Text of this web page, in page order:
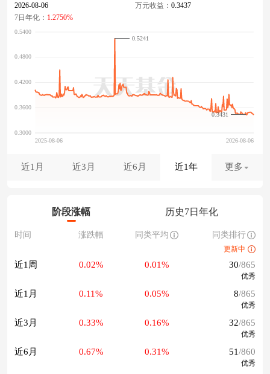
2026-08-06 万元收益： 0.3437
7日年化： 1.2750%
0.3431
0.5241
近1月 近3月 近6月 近1年 更多
阶段涨幅 历史7日年化
时间 涨跌幅 同类平均 同类排行
更新中
近1周 0.02% 0.01% 30/865
优秀
近1月 0.11% 0.05% 8/865
优秀
近3月 0.33% 0.16% 32/865
优秀
近6月 0.67% 0.31% 51/860
优秀